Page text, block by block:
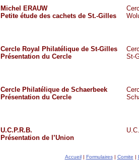
Michel ERAUW
Petite étude des cachets de St.-Gilles
Cercle Royal Philatélique de St-Gilles
Présentation du Cercle
St-
Cercle Philatélique de Schaerbeek
Présentation du Cercle
U.C.P.R.B.
Présentation de l’Union
Accueil| Formulaires| Comite |